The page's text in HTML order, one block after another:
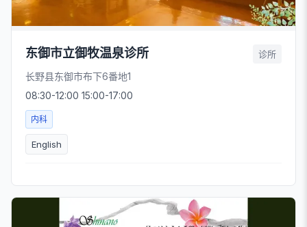
东御市立御牧温泉诊所 诊所
长野县东御市布下6番地1
08:30-12:00 15:00-17:00
内科
English